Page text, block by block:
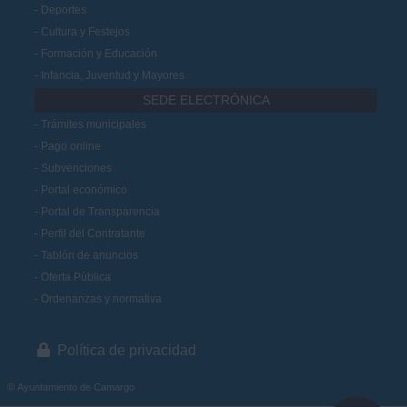
Deportes
Cultura y Festejos
Formación y Educación
Infancia, Juventud y Mayores
SEDE ELECTRÓNICA
Trámites municipales
Pago online
Subvenciones
Portal económico
Portal de Transparencia
Perfil del Contratante
Tablón de anuncios
Oferta Pública
Ordenanzas y normativa
Política de privacidad
© Ayuntamiento de Camargo